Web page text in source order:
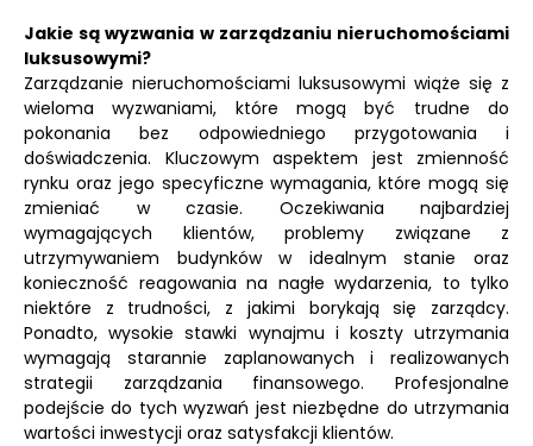
Jakie są wyzwania w zarządzaniu nieruchomościami
luksusowymi?
Zarządzanie nieruchomościami luksusowymi wiąże się z
wieloma wyzwaniami, które mogą być trudne do
pokonania bez odpowiedniego przygotowania i
doświadczenia. Kluczowym aspektem jest zmienność
rynku oraz jego specyficzne wymagania, które mogą się
zmieniać w czasie. Oczekiwania najbardziej
wymagających klientów, problemy związane z
utrzymywaniem budynków w idealnym stanie oraz
konieczność reagowania na nagłe wydarzenia, to tylko
niektóre z trudności, z jakimi borykają się zarządcy.
Ponadto, wysokie stawki wynajmu i koszty utrzymania
wymagają starannie zaplanowanych i realizowanych
strategii zarządzania finansowego. Profesjonalne
podejście do tych wyzwań jest niezbędne do utrzymania
wartości inwestycji oraz satysfakcji klientów.